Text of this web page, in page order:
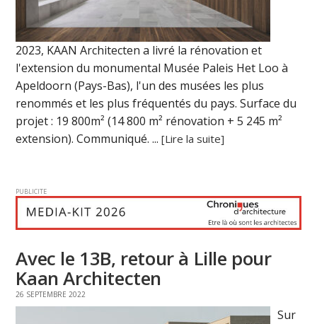
2023, KAAN Architecten a livré la rénovation et
l'extension du monumental Musée Paleis Het Loo à
Apeldoorn (Pays-Bas), l'un des musées les plus
renommés et les plus fréquentés du pays. Surface du
projet : 19 800m² (14 800 m² rénovation + 5 245 m²
extension). Communiqué. ...[Lire la suite]
PUBLICITE
Avec le 13B, retour à Lille pour
Kaan Architecten
26 SEPTEMBRE 2022
Sur